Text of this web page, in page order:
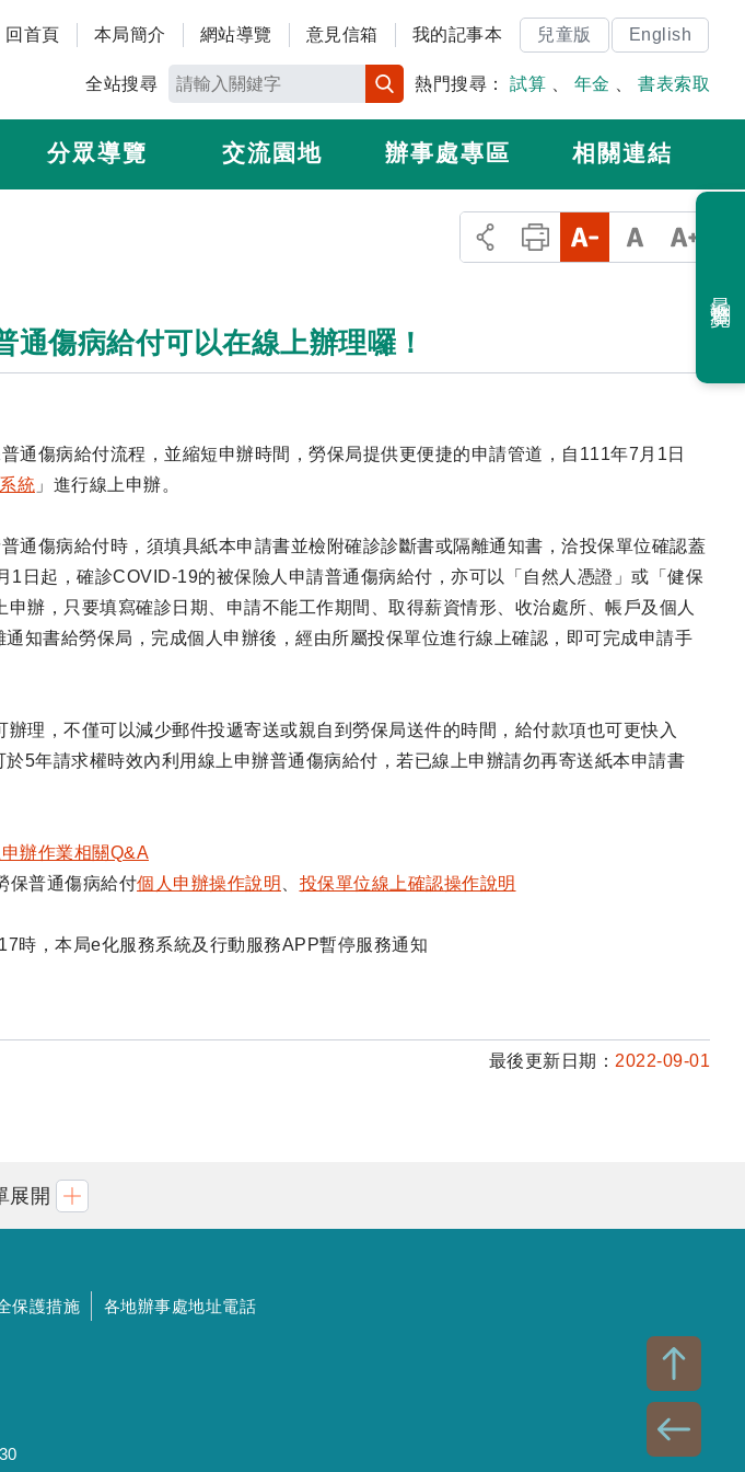
回首頁 本局簡介 網站導覽 意見信箱 我的記事本 兒童版 English
全站搜尋 熱門搜尋： 試算 年金 書表索取
分眾導覽 交流園地 辦事處專區 相關連結
通傷病給付可以在線上辦理囉！
通傷病給付流程，並縮短申辦時間，勞保局提供更便捷的申請管道，自111年7月1日
統 」進行線上申辦。
通傷病給付時，須填具紙本申請書並檢附確診診斷書或隔離通知書，洽投保單位確認蓋
1日起，確診COVID-19的被保險人申請普通傷病給付，亦可以「自然人憑證」或「健保
辦，只要填寫確診日期、申請不能工作期間、取得薪資情形、收治處所、帳戶及個人
知書給勞保局，完成個人申辦後，經由所屬投保單位進行線上確認，即可完成申請手
理，不僅可以減少郵件投遞寄送或親自到勞保局送件的時間，給付款項也可更快入
5年請求權時效內利用線上申辦普通傷病給付，若已線上申辦請勿再寄送紙本申請書
辦作業相關Q&A
保普通傷病給付個人申辦操作說明 投保單位線上確認操作說明
時，本局e化服務系統及行動服務APP暫停服務通知
最後更新日期： 2022-09-01
展開
保護措施
各地辦事處地址電話